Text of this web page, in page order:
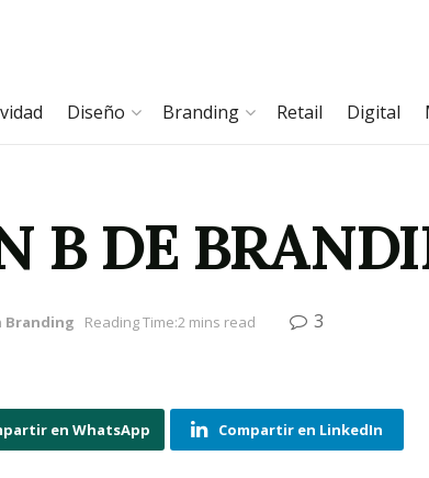
Diseño Branding Retail Digital
B DE
Branding Reading Time:2 mins read 3
en WhatsApp Compartir en LinkedIn